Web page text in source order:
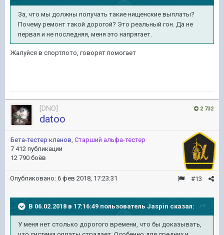
За, что мы должны получать такие нищенские выплаты?
Почему ремонт такой дорогой? Это реальный гон. Да не
первая и не последняя, меня это напрягает.
Жалуйся в спортлото, говорят помогает
2 732
[DNO]
datoo
Бета-тестер кланов, Старший альфа-тестер
7 412 публикации
12 790 боёв
#13
Опубликовано: 6 фев 2018, 17:23:31
В 06.02.2018 в 17:16:49 пользователь Jaspin сказал:
У меня нет столько дорогого времени, что бы доказывать,